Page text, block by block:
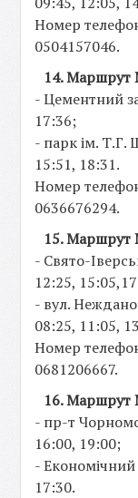
Номер
0504157046.
14.
- Цементний
17:36;
- парк ім. Т.Г.
15:51, 18:31.
Номер
0636676294.
15.
- Свято-
12:25,
- вул.
08:25, 11:05,
Номер
0681206667.
16. Маршрут
- пр-т
16:00, 19:00;
- Економічний
17:30.